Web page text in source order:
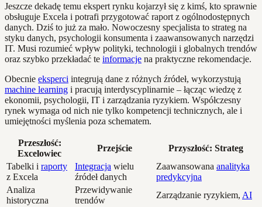
Jeszcze dekadę temu ekspert rynku kojarzył się z kimś, kto sprawnie
obsługuje Excela i potrafi przygotować raport z ogólnodostępnych
danych. Dziś to już za mało. Nowoczesny specjalista to strateg na
styku danych, psychologii konsumenta i zaawansowanych narzędzi
IT. Musi rozumieć wpływ polityki, technologii i globalnych trendów
oraz szybko przekładać te informacje na praktyczne rekomendacje.
Obecnie eksperci integrują dane z różnych źródeł, wykorzystują
machine learning i pracują interdyscyplinarnie – łącząc wiedzę z
ekonomii, psychologii, IT i zarządzania ryzykiem. Współczesny
rynek wymaga od nich nie tylko kompetencji technicznych, ale i
umiejętności myślenia poza schematem.
Przeszłość:
Excelowiec
Przejście
Przyszłość: Strateg
Tabelki i raporty
z Excela
Integracja wielu
źródeł danych
Zaawansowana analityka
predykcyjna
Analiza
historyczna
Przewidywanie
trendów
Zarządzanie ryzykiem, AI